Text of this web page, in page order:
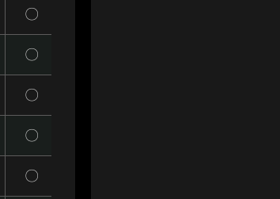
〇
〇
〇
〇
〇